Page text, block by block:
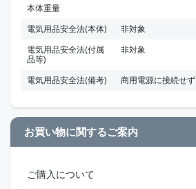
本体重量
電気用品安全法(本体)
非対象
電気用品安全法(付属
品等)
非対象
電気用品安全法(備考) 商用電源に接続せず
お買い物に関するご案内
ご購入について